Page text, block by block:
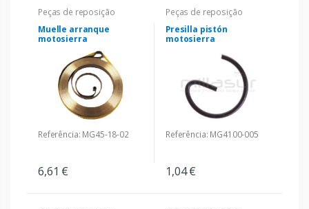
Peças de reposição
Muelle arranque
motosierra
Referência: MG45-18-02
6,61 €
Peças de reposição
Presilla pistón
motosierra
Referência: MG4100-005
1,04 €